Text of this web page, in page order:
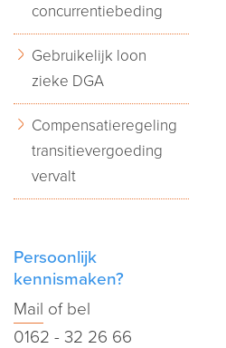
concurrentiebeding
Gebruikelijk loon
zieke DGA
Compensatieregeling
transitievergoeding
vervalt
Persoonlijk
kennismaken?
Mail of bel
0162 - 32 26 66